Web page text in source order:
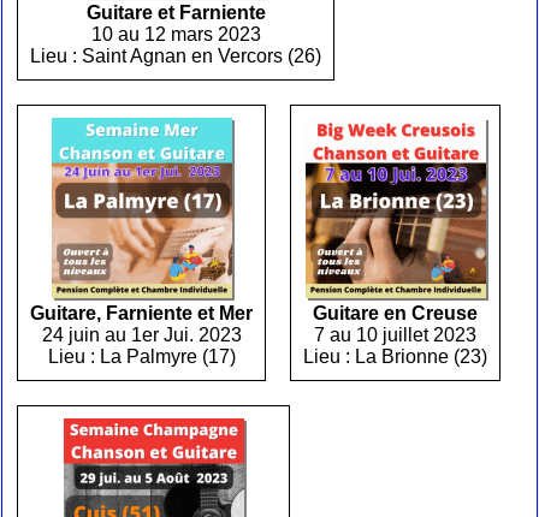
Guitare et Farniente
10 au 12 mars 2023
Lieu : Saint Agnan en Vercors (26)
Guitare, Farniente et Mer
24 juin au 1er Jui. 2023
Lieu : La Palmyre (17)
Guitare en Creuse
7 au 10 juillet 2023
Lieu : La Brionne (23)